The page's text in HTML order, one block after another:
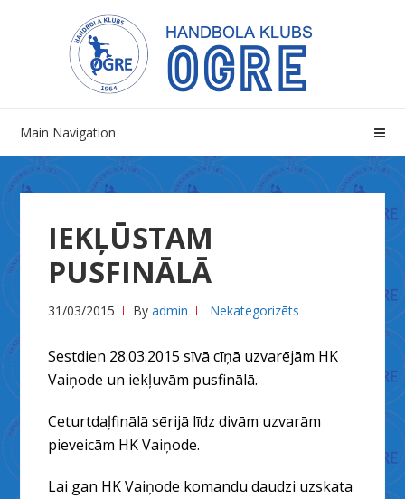
navigation
content
Main Navigation
IEKĻŪSTAM
PUSFINĀLĀ
31/03/2015 Byadmin Nekategorizēts
Sestdien 28.03.2015 sīvā cīņā uzvarējām HK
Vaiņode un iekļuvām pusfinālā.
Ceturtdaļfinālā sērijā līdz divām uzvarām
pieveicām HK Vaiņode.
Lai gan HK Vaiņode komandu daudzi uzskata